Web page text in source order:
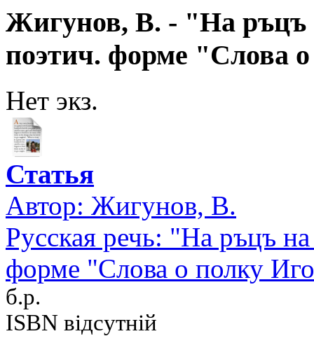
Жигунов, В. - "На ръцъ
поэтич. форме "Слова
Нет экз.
Статья
Автор: Жигунов, В.
Русская речь: "На ръцъ
форме "Слова о полку
б.р.
ISBN відсутній